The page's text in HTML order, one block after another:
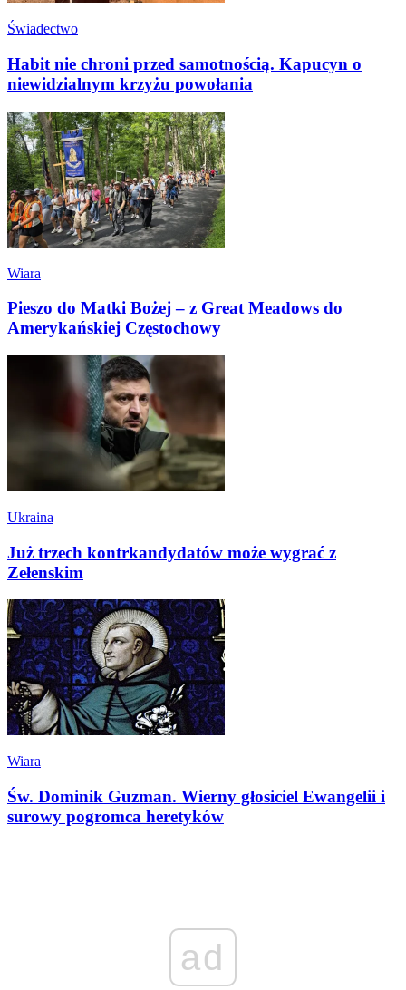
Świadectwo
Habit nie chroni przed samotnością. Kapucyn o
niewidzialnym krzyżu powołania
Wiara
Pieszo do Matki Bożej – z Great Meadows do
Amerykańskiej Częstochowy
Ukraina
Już trzech kontrkandydatów może wygrać z
Zełenskim
Wiara
Św. Dominik Guzman. Wierny głosiciel Ewangelii i
surowy pogromca heretyków
ad